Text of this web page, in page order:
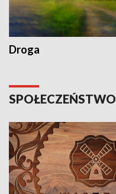
Droga
SPOŁECZEŃSTWO